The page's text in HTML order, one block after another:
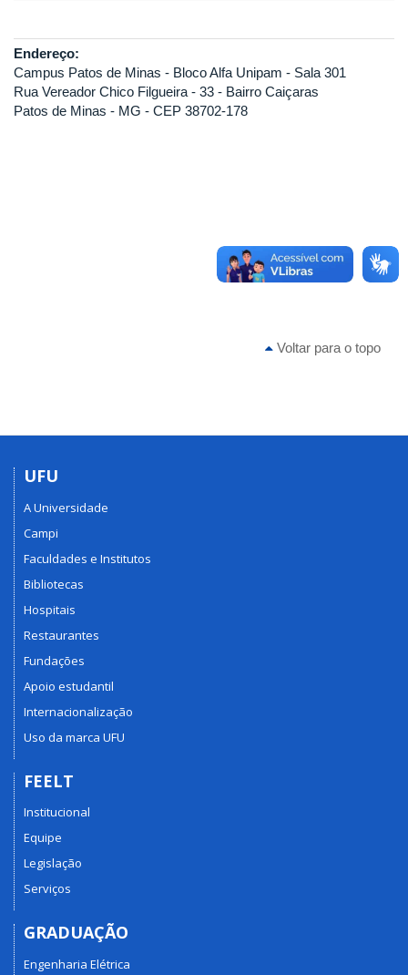
Endereço:
Campus Patos de Minas - Bloco Alfa Unipam - Sala 301
Rua Vereador Chico Filgueira - 33 - Bairro Caiçaras
Patos de Minas - MG - CEP 38702-178
Voltar para o topo
UFU
A Universidade
Campi
Faculdades e Institutos
Bibliotecas
Hospitais
Restaurantes
Fundações
Apoio estudantil
Internacionalização
Uso da marca UFU
FEELT
Institucional
Equipe
Legislação
Serviços
GRADUAÇÃO
Engenharia Elétrica